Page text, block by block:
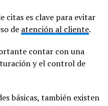
citas es clave para evitar
de atención al cliente.
contar con una
y el control de
básicas, también existen